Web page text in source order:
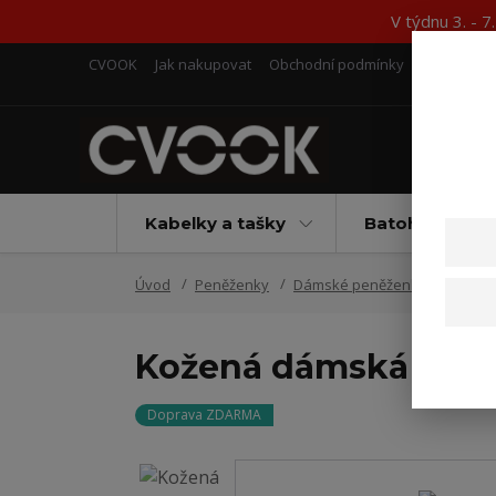
V týdnu 3. -
CVOOK Jak nakupovat Obchodní podmínky
Kabelky a tašky Batohy
Úvod Peněženky Dámské peněženky
Kožená dámská
Doprava ZDARMA